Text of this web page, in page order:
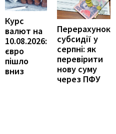
Курс
валют на
10.08.2026:
євро
пішло
вниз
Перерахунок
субсидії у
серпні: як
перевірити
нову суму
через ПФУ